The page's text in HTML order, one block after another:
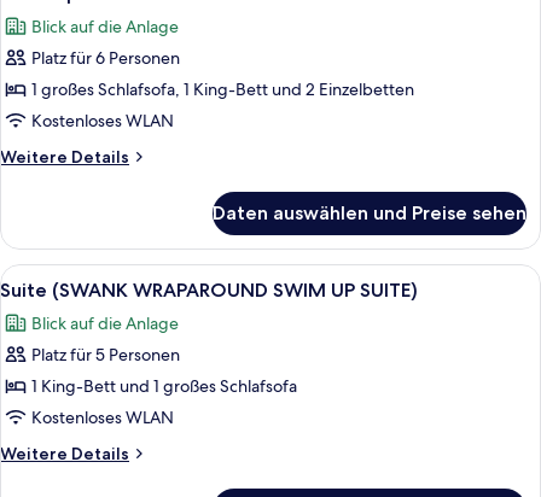
für
Pool
Super
Villa
anzeigen
Blick auf die Anlage
Platz für 6 Personen
1 großes Schlafsofa, 1 King-Bett und 2 Einzelbetten
Kostenloses WLAN
Weitere Details
Weitere
Super
Villa
Daten auswählen und Preise sehen
Alle
Fotos
für
Suite
(SWANK
WRAPAROUND
SWIM
UP
Ein ordentlich bezogenes Bett mit
6
Suite (SWANK WRAPAROUND SWIM UP SUITE)
Blick auf die Anlage
Platz für 5 Personen
1 King-Bett und 1 großes Schlafsofa
Kostenloses WLAN
Weitere Details
Weitere